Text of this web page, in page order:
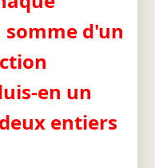
d'un
en un
entiers